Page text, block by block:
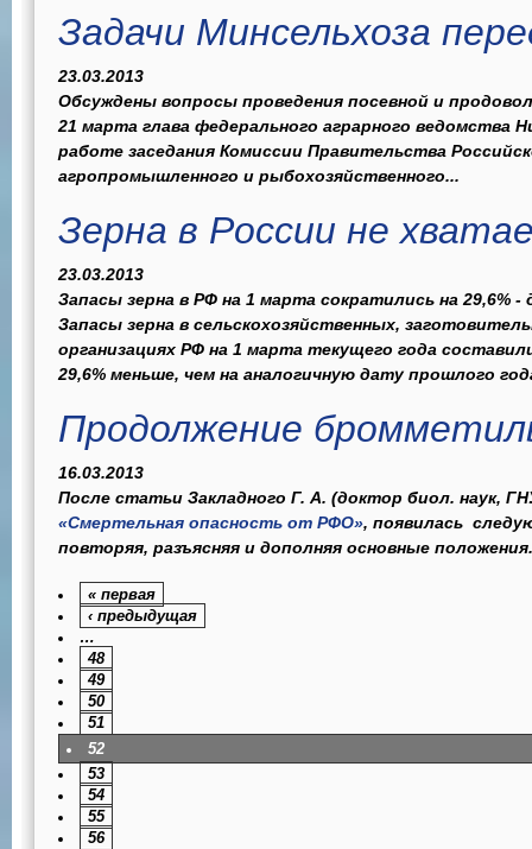
Задачи Минсельхоза
23.03.2013
Обсуждены вопросы проведения посевной и
21 марта глава федерального аграрного ведомства
работе заседания Комиссии Правительства
агропромышленного и рыбохозяйственного...
Зерна в России не
23.03.2013
Запасы зерна в РФ на 1 марта сократились на 29,6% -
Запасы зерна в сельскохозяйственных,
организациях РФ на 1 марта текущего года
29,6% меньше, чем на аналогичную дату прошлого
Продолжение
16.03.2013
После статьи Закладного Г. А. (доктор биол. наук,
«Смертельная опасность от РФО», появилась
повторяя, разъясняя и дополняя основные
« первая
‹ предыдущая
…
48
49
50
51
52
53
54
55
56